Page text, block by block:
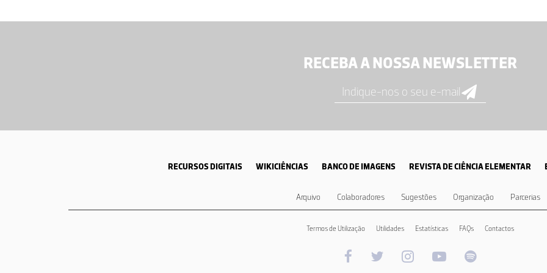
RECEBA A NOSSA NEWSLETTER
RECURSOS DIGITAIS WIKICIÊNCIAS BANCO DE IMAGENS REVISTA DE CIÊNCIA ELEMENTAR
Arquivo Colaboradores Sugestões Organização Parcerias
Termos de Utilização Utilidades Estatísticas FAQs Contactos